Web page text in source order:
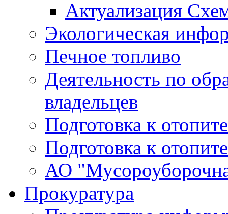
Актуализация
Экологическая
Печное топливо
Деятельность по
владельцев
Подготовка к
Подготовка к
АО
Прокуратура